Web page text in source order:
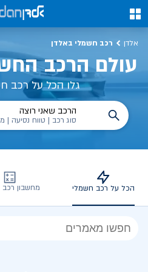
0
אלדן רכב חשמלי באלדן
עולם הרכב
גלו הכל על רכב
הרכב שאני רוצה
סוג רכב | טווח נסיעה |
הכל על רכב חשמלי מחשבון
הכל
הכל על רכב חשמלי, שימושים, טכנולוגיה וכל